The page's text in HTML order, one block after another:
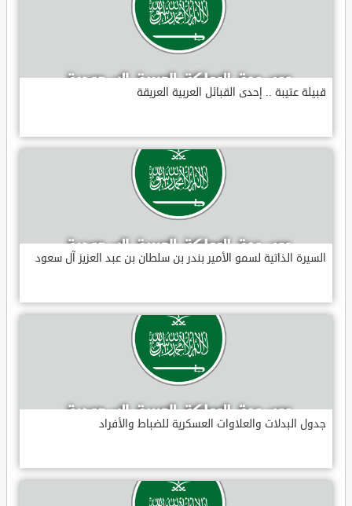
قبيلة عتيبة .. إحدى القبائل العربية العريقة
السيرة الذاتية لسمو الأمير بندر بن سلطان بن عبد العزيز آل سعود
جدول البدلات والعلاوات العسكرية للضباط والأفراد